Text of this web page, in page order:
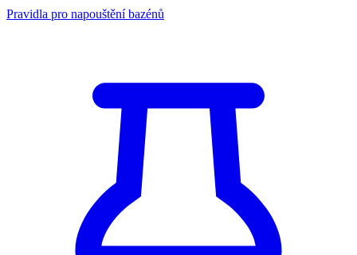
Pravidla pro napouštění bazénů